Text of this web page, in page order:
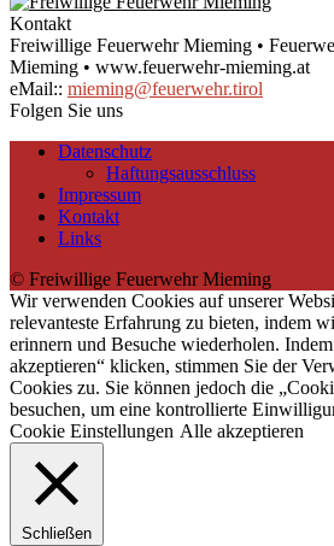
Kontakt
Freiwillige Feuerwehr Mieming •
Mieming • www.feuerwehr-mieming.at
eMail:: mieming@feuerwehr.tirol
Folgen Sie uns
Datenschutz
Haftungsausschluss
Impressum
Kontakt
Links
© Freiwillige Feuerwehr Mieming
Wir verwenden Cookies auf unserer
relevanteste Erfahrung zu bieten, indem
erinnern und Besuche wiederholen.
akzeptieren“ klicken, stimmen Sie der
Cookies zu. Sie können jedoch die
besuchen, um eine kontrollierte
Cookie Einstellungen Alle akzeptieren
Schließen